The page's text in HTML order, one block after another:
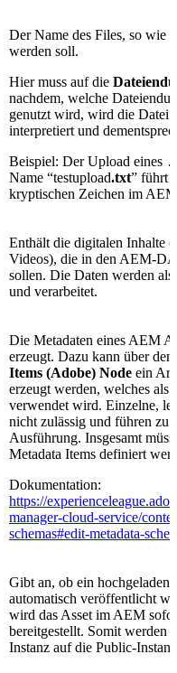
Der Name des Files, so wie
werden soll.
Hier muss auf die
nachdem, welche
genutzt wird, wird die Datei
interpretiert und
Beispiel: Der Upload eines
Name “testupload.txt” führt
kryptischen Zeichen im
Enthält die digitalen Inhalte
Videos), die in den AEM-
sollen. Die Daten werden
und verarbeitet.
Die Metadaten eines AEM
erzeugt. Dazu kann über den
Items (Adobe) Node ein
erzeugt werden, welches
verwendet wird. Einzelne,
nicht zulässig und führen zu
Ausführung. Insgesamt
Metadata Items definiert
Dokumentation:
https://
manager-cloud-service/
schemas#edit-metadata-
Gibt an, ob ein
automatisch veröffentlicht
wird das Asset im AEM
bereitgestellt. Somit werden
Instanz auf die Public-